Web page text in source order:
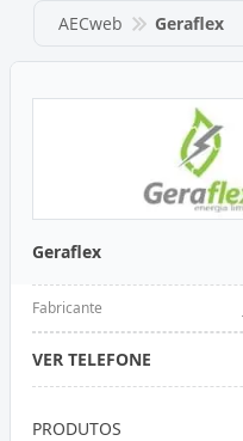
AECweb Geraflex
Geraflex
Fabricante
VER TELEFONE
PRODUTOS